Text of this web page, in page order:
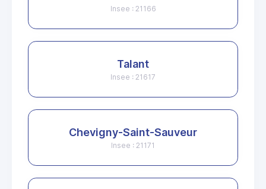
Insee : 21166
Talant
Insee : 21617
Chevigny-Saint-Sauveur
Insee : 21171